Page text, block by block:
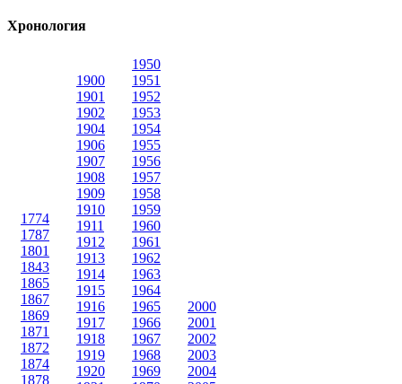
Хронология
1774
1787
1801
1843
1865
1867
1869
1871
1872
1874
1878
1900
1901
1902
1904
1906
1907
1908
1909
1910
1911
1912
1913
1914
1915
1916
1917
1918
1919
1920
1950
1951
1952
1953
1954
1955
1956
1957
1958
1959
1960
1961
1962
1963
1964
1965
1966
1967
1968
1969
2000
2001
2002
2003
2004